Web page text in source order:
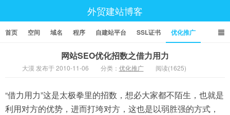
外贸建站博客
首页 空间 域名 程序 自建站平台 SSL证书 优化推广
网站SEO优化招数之借力用力
大漠 发布于 2010-11-06 分类： 优化推广 阅读(1625)
“借力用力”这是太极拳里的招数，想必大家都不陌生，也就是
利用对方的优势，进而打垮对方，这也是以弱胜强的方式，